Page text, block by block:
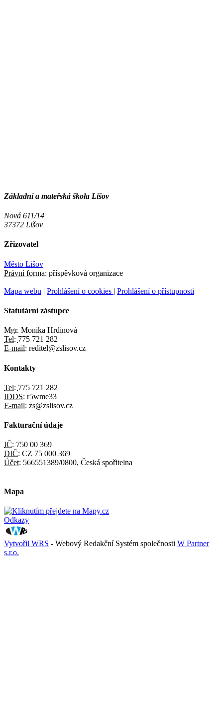
Základní a mateřská škola Lišov
Nová 611/14
37372 Lišov
Zřizovatel
Město Lišov
Právní forma: příspěvková organizace
Mapa webu | Prohlášení o cookies | Prohlášení o přístupnosti
Statutární zástupce
Mgr. Monika Hrdinová
Tel: 775 721 282
E-mail: reditel@zslisov.cz
Kontakty
Tel: 775 721 282
IDDS: r5wme33
E-mail: zs@zslisov.cz
Fakturační údaje
IČ: 750 00 369
DIČ: CZ 75 000 369
Účet: 566551389/0800, Česká spořitelna
Mapa
Odkazy
Vytvořil WRS - Webový Redakční Systém společnosti W Partner
s.r.o.